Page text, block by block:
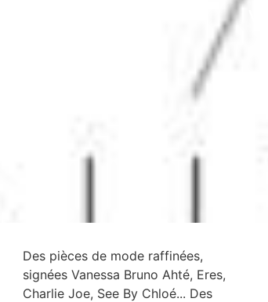
Des pièces de mode raffinées,
signées Vanessa Bruno Ahté, Eres,
Charlie Joe, See By Chloé... Des